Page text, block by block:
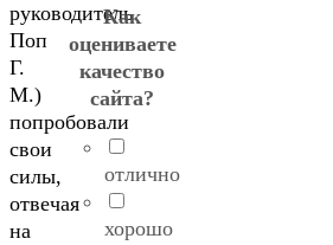
руководитель
Поп
Г.
М.)
попробовали
свои
силы,
отвечая
на
Как
оцениваете
качество
сайта?
отлично
хорошо